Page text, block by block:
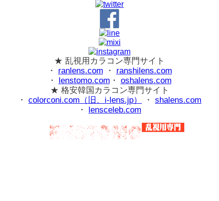
★ 乱視用カラコン専門サイト
・ ranlens.com ・ ranshilens.com
・
lenstomo.com ・ oshalens.com
★ 格安韓国カラコン専門サイト
・ colorconi.com（旧、i-lens.jp） ・ shalens.com
・
lensceleb.com